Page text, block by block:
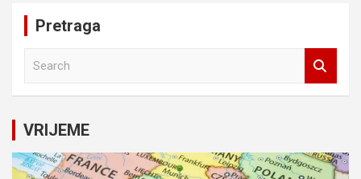
Pretraga
c
h
VRIJEME